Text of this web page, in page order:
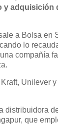
y adquisición
a Bolsa en
lo
compañía
Unilever
distribuidora
que